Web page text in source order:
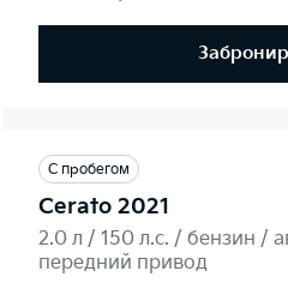
С пробегом
Cerato 2021
2.0 л / 150 л.c. / бензин /
передний привод